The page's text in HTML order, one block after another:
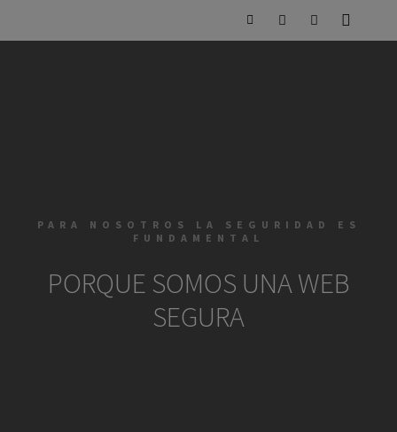
PARA NOSOTROS LA SEGURIDAD ES
FUNDAMENTAL
PORQUE SOMOS UNA WEB
SEGURA